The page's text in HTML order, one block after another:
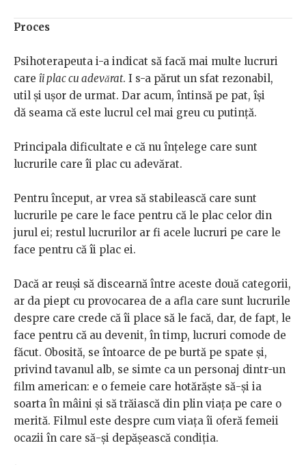
Proces
Psihoterapeuta i-a indicat să facă mai multe lucruri
care îi plac cu adevărat. I s-a părut un sfat rezonabil,
util și ușor de urmat. Dar acum, întinsă pe pat, își
dă seama că este lucrul cel mai greu cu putință.
Principala dificultate e că nu înțelege care sunt
lucrurile care îi plac cu adevărat.
Pentru început, ar vrea să stabilească care sunt
lucrurile pe care le face pentru că le plac celor din
jurul ei; restul lucrurilor ar fi acele lucruri pe care le
face pentru că îi plac ei.
Dacă ar reuși să discearnă între aceste două categorii,
ar da piept cu provocarea de a afla care sunt lucrurile
despre care crede că îi place să le facă, dar, de fapt, le
face pentru că au devenit, în timp, lucruri comode de
făcut. Obosită, se întoarce de pe burtă pe spate și,
privind tavanul alb, se simte ca un personaj dintr-un
film american: e o femeie care hotărăște să-și ia
soarta în mâini și să trăiască din plin viața pe care o
merită. Filmul este despre cum viața îi oferă femeii
ocazii în care să-și depășească condiția.